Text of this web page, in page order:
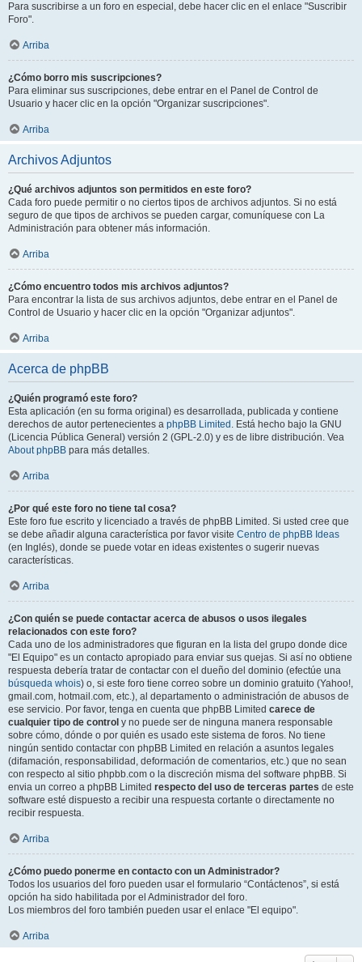
Para suscribirse a un foro en especial, debe hacer clic en el enlace "Suscribir
Foro".
Arriba
¿Cómo borro mis suscripciones?
Para eliminar sus suscripciones, debe entrar en el Panel de Control de
Usuario y hacer clic en la opción "Organizar suscripciones".
Arriba
Archivos Adjuntos
¿Qué archivos adjuntos son permitidos en este foro?
Cada foro puede permitir o no ciertos tipos de archivos adjuntos. Si no está
seguro de que tipos de archivos se pueden cargar, comuníquese con La
Administración para obtener más información.
Arriba
¿Cómo encuentro todos mis archivos adjuntos?
Para encontrar la lista de sus archivos adjuntos, debe entrar en el Panel de
Control de Usuario y hacer clic en la opción "Organizar adjuntos".
Arriba
Acerca de phpBB
¿Quién programó este foro?
Esta aplicación (en su forma original) es desarrollada, publicada y contiene
derechos de autor pertenecientes a phpBB Limited . Está hecho bajo la GNU
(Licencia Pública General) versión 2 (GPL-2.0) y es de libre distribución. Vea
About phpBB para más detalles.
Arriba
¿Por qué este foro no tiene tal cosa?
Este foro fue escrito y licenciado a través de phpBB Limited. Si usted cree que
se debe añadir alguna característica por favor visite Centro de phpBB Ideas
(en Inglés), donde se puede votar en ideas existentes o sugerir nuevas
características.
Arriba
¿Con quién se puede contactar acerca de abusos o usos ilegales
relacionados con este foro?
Cada uno de los administradores que figuran en la lista del grupo donde dice
"El Equipo" es un contacto apropiado para enviar sus quejas. Si así no obtiene
respuesta debería tratar de contactar con el dueño del dominio (efectúe una
búsqueda whois) o, si este foro tiene correo sobre un dominio gratuito (Yahoo!,
gmail.com, hotmail.com, etc.), al departamento o administración de abusos de
ese servicio. Por favor, tenga en cuenta que phpBB Limited carece de
cualquier tipo de control y no puede ser de ninguna manera responsable
sobre cómo, dónde o por quién es usado este sistema de foros. No tiene
ningún sentido contactar con phpBB Limited en relación a asuntos legales
(difamación, responsabilidad, deformación de comentarios, etc.) que no sean
con respecto al sitio phpbb.com o la discreción misma del software phpBB. Si
envia un correo a phpBB Limited respecto del uso de terceras partes de este
software esté dispuesto a recibir una respuesta cortante o directamente no
recibir respuesta.
Arriba
¿Cómo puedo ponerme en contacto con un Administrador?
Todos los usuarios del foro pueden usar el formulario “Contáctenos”, si está
opción ha sido habilitada por el Administrador del foro.
Los miembros del foro también pueden usar el enlace "El equipo".
Arriba